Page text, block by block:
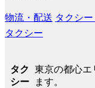
物流・配送 タクシ
タクシー
タク
シー
東京の都心エ
ます。